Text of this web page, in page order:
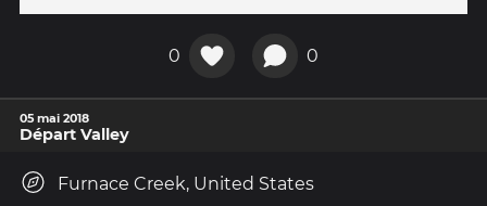
0 0
05 mai 2018
Départ Valley
Furnace Creek, United States